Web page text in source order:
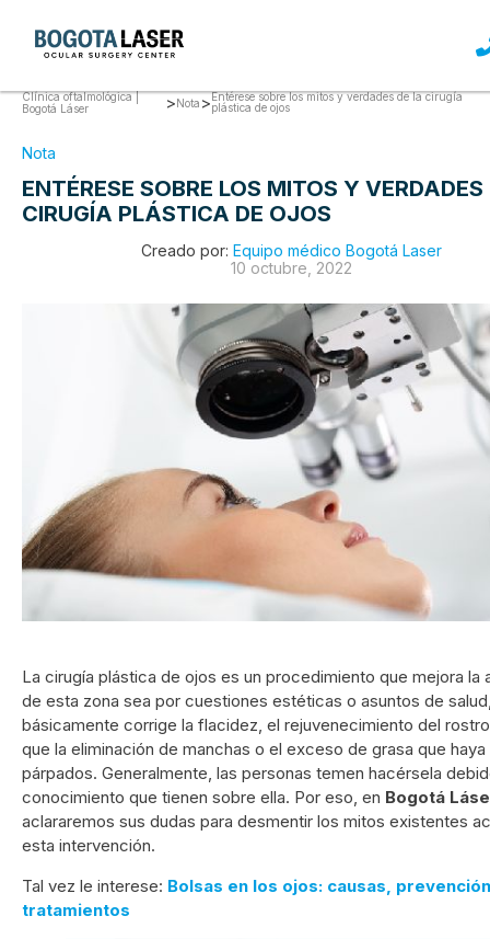
Clínica oftalmológica |
Bogotá Láser
>Nota >Entérese sobre los mitos y verdades de la cirugía
plástica de ojos
Nota
ENTÉRESE SOBRE LOS MITOS Y
CIRUGÍA PLÁSTICA DE OJOS
Creado por: Equipo médico Bogotá Laser
10 octubre, 2022
La cirugía plástica de ojos es un procedimiento que mejora la
de esta zona sea por cuestiones estéticas o asuntos de
básicamente corrige la flacidez, el rejuvenecimiento del
que la eliminación de manchas o el exceso de grasa que haya
párpados. Generalmente, las personas temen hacérsela
conocimiento que tienen sobre ella. Por eso, en Bogotá
aclararemos sus dudas para desmentir los mitos existentes
esta intervención.
Tal vez le interese: Bolsas en los ojos: causas,
tratamientos